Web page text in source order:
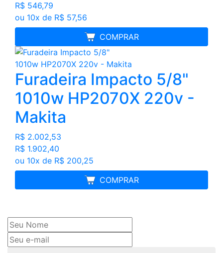
R$ 546,79
ou 10x de R$ 57,56
COMPRAR
FRETE GRÁTIS
Furadeira Impacto 5/8"
1010w HP2070X 220v -
Makita
R$ 2.002,53
R$ 1.902,40
ou 10x de R$ 200,25
COMPRAR
MELHOR PREÇO